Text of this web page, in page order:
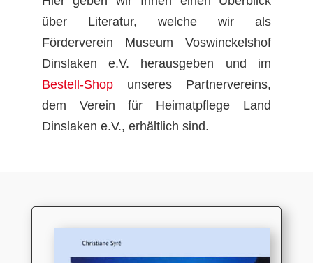
über Literatur, welche wir als
Förderverein Museum Voswinckelshof
Dinslaken e.V. herausgeben und im
Bestell-Shopunseres Partnervereins,
dem Verein für Heimatpflege Land
Dinslaken e.V., erhältlich sind.